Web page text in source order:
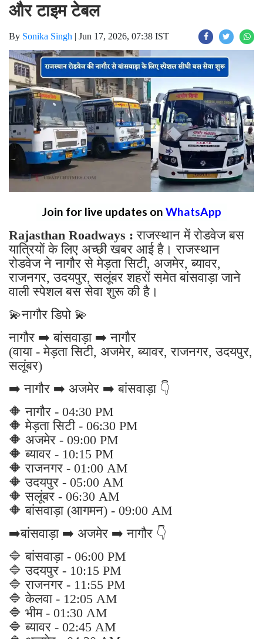
और टाइम टेबल
By Sonika Singh | Jun 17, 2026, 07:38 IST
Join for live updates on WhatsApp
Rajasthan Roadways : राजस्थान में रोडवेज बस
यात्रियों के लिए अच्छी खबर आई है। राजस्थान
रोडवेज ने नागौर से मेड़ता सिटी, अजमेर, ब्यावर,
राजनगर, उदयपुर, सलूंबर शहरों समेत बांसवाड़ा जाने
वाली स्पेशल बस सेवा शुरू की है।
💫नागौर डिपो 💫
नागौर ➡️ बांसवाड़ा ➡️ नागौर
(वाया - मेड़ता सिटी, अजमेर, ब्यावर, राजनगर, उदयपुर,
सलूंबर)
➡️ नागौर ➡️ अजमेर ➡️ बांसवाड़ा 👇
🔶 नागौर - 04:30 PM
🔶 मेड़ता सिटी - 06:30 PM
🔶 अजमेर - 09:00 PM
🔶 ब्यावर - 10:15 PM
🔶 राजनगर - 01:00 AM
🔶 उदयपुर - 05:00 AM
🔶 सलूंबर - 06:30 AM
🔶 बांसवाड़ा (आगमन) - 09:00 AM
➡️बांसवाड़ा ➡️ अजमेर ➡️ नागौर 👇
🔷 बांसवाड़ा - 06:00 PM
🔷 उदयपुर - 10:15 PM
🔷 राजनगर - 11:55 PM
🔷 केलवा - 12:05 AM
🔷 भीम - 01:30 AM
🔷 ब्यावर - 02:45 AM